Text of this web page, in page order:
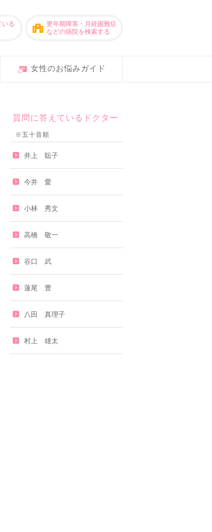
いる
更年期障害・月経困難症
などの病院を検索する
女性のお悩みガイド
質問に答えているドクター
※五十音順
井上 聡子
今井 愛
小林 秀文
高橋 敬一
谷口 武
蓮尾 豊
八田 真理子
村上 雄太